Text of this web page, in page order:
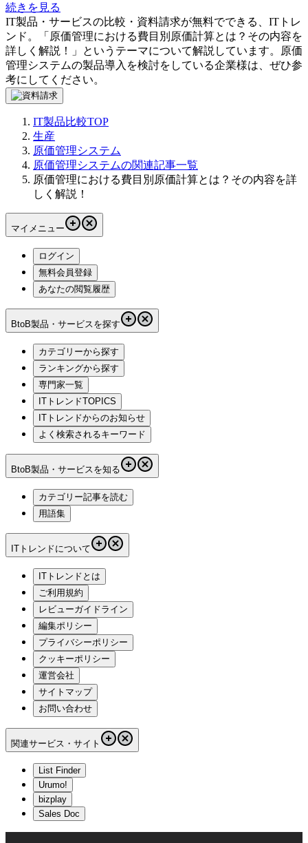
続きを見る
IT製品・サービスの比較・資料請求が無料でできる、ITトレ
ンド。「 原価管理における費目別原価計算とは？その内容を
詳しく解説！
」というテーマについて解説しています。
原価
管理システムの製品導入を検討をしている企業様は、ぜひ参
考にしてください。
IT製品比較TOP
生産
原価管理システム
原価管理システムの関連記事一覧
原価管理における費目別原価計算とは？その内容を詳
しく解説！
マイメニュー
ログイン
無料会員登録
あなたの閲覧履歴
BtoB製品・サービスを探す
カテゴリーから探す
ランキングから探す
専門家一覧
ITトレンドTOPICS
ITトレンドからのお知らせ
よく検索されるキーワード
BtoB製品・サービスを知る
カテゴリー記事を読む
用語集
ITトレンドについて
ITトレンドとは
ご利用規約
レビューガイドライン
編集ポリシー
プライバシーポリシー
クッキーポリシー
運営会社
サイトマップ
お問い合わせ
関連サービス・サイト
List Finder
Urumo!
bizplay
Sales Doc